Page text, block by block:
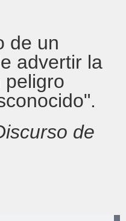
de un
advertir la
peligro
de